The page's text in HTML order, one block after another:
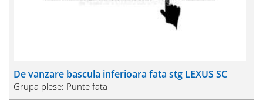
De vanzare bascula inferioara fata stg LEXUS SC
Grupa piese: Punte fata